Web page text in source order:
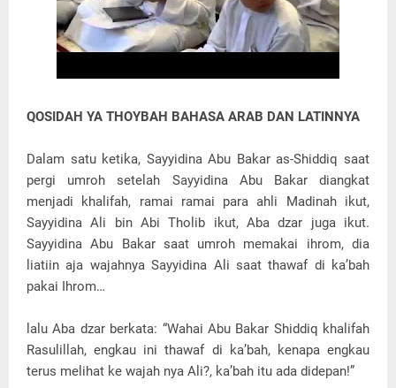
QOSIDAH YA THOYBAH BAHASA ARAB DAN LATINNYA
Dalam satu ketika, Sayyidina Abu Bakar as-Shiddiq saat
pergi umroh setelah Sayyidina Abu Bakar diangkat
menjadi khalifah, ramai ramai para ahli Madinah ikut,
Sayyidina Ali bin Abi Tholib ikut, Aba dzar juga ikut.
Sayyidina Abu Bakar saat umroh memakai ihrom, dia
liatiin aja wajahnya Sayyidina Ali saat thawaf di ka’bah
pakai Ihrom…
lalu Aba dzar berkata: “Wahai Abu Bakar Shiddiq khalifah
Rasulillah, engkau ini thawaf di ka’bah, kenapa engkau
terus melihat ke wajah nya Ali?, ka’bah itu ada didepan!”